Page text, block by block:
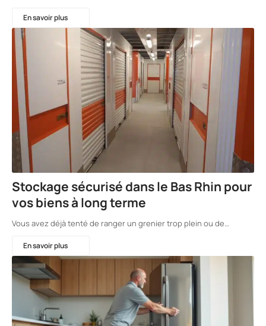
En savoir plus
Stockage sécurisé dans le Bas Rhin pour
vos biens à long terme
Vous avez déjà tenté de ranger un grenier trop plein ou de…
En savoir plus